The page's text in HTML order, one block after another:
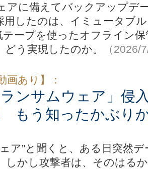
アに備えてバックアップデ
用したのは、イミュータブ
テープを使ったオフライン
う実現したのか。
（2026/
画あり】：
ランサムウェア」侵
もう知ったかぶり
ア”と聞くと、ある日突然
しかし攻撃者は、そのはる